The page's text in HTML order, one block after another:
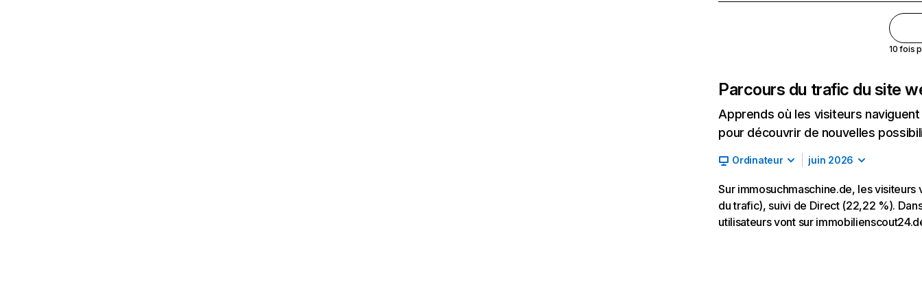
10 fois
Parcours du trafic du site
Apprends où les visiteurs
pour découvrir de nouvelles
Ordinateur juin 2026
Sur immosuchmaschine.de, les
du trafic), suivi de Direct (22,22 %).
utilisateurs vont sur